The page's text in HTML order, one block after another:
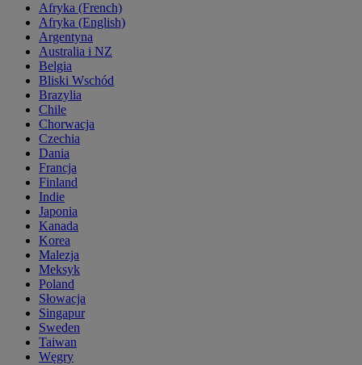
Afryka (French)
Afryka (English)
Argentyna
Australia i NZ
Belgia
Bliski Wschód
Brazylia
Chile
Chorwacja
Czechia
Dania
Francja
Finland
Indie
Japonia
Kanada
Korea
Malezja
Meksyk
Poland
Słowacja
Singapur
Sweden
Taiwan
Węgry